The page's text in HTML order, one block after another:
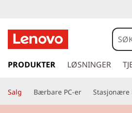
h
n
k
å
l
h
PRODUKTER LØSNINGER
Salg Bærbare PC-er Stasjonære